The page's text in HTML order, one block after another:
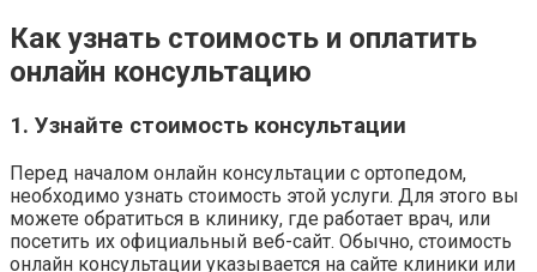
Как узнать стоимость и оплатить
онлайн консультацию
1. Узнайте стоимость консультации
Перед началом онлайн консультации с ортопедом,
необходимо узнать стоимость этой услуги. Для этого вы
можете обратиться в клинику, где работает врач, или
посетить их официальный веб-сайт. Обычно, стоимость
онлайн консультации указывается на сайте клиники или